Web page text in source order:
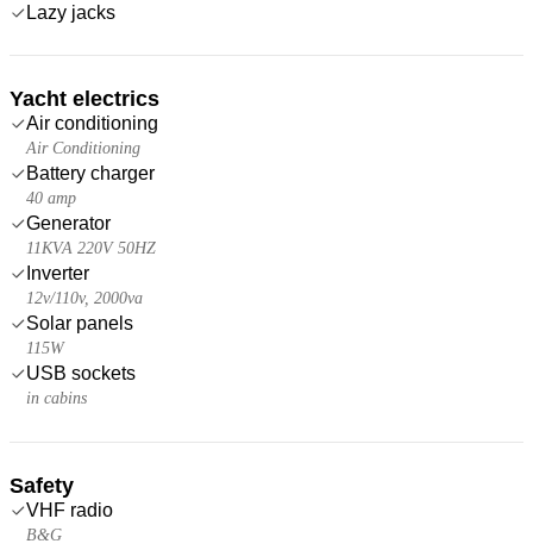
Lazy jacks
Yacht electrics
Air conditioning
Air Conditioning
Battery charger
40 amp
Generator
11KVA 220V 50HZ
Inverter
12v/110v, 2000va
Solar panels
115W
USB sockets
in cabins
Safety
VHF radio
B&G